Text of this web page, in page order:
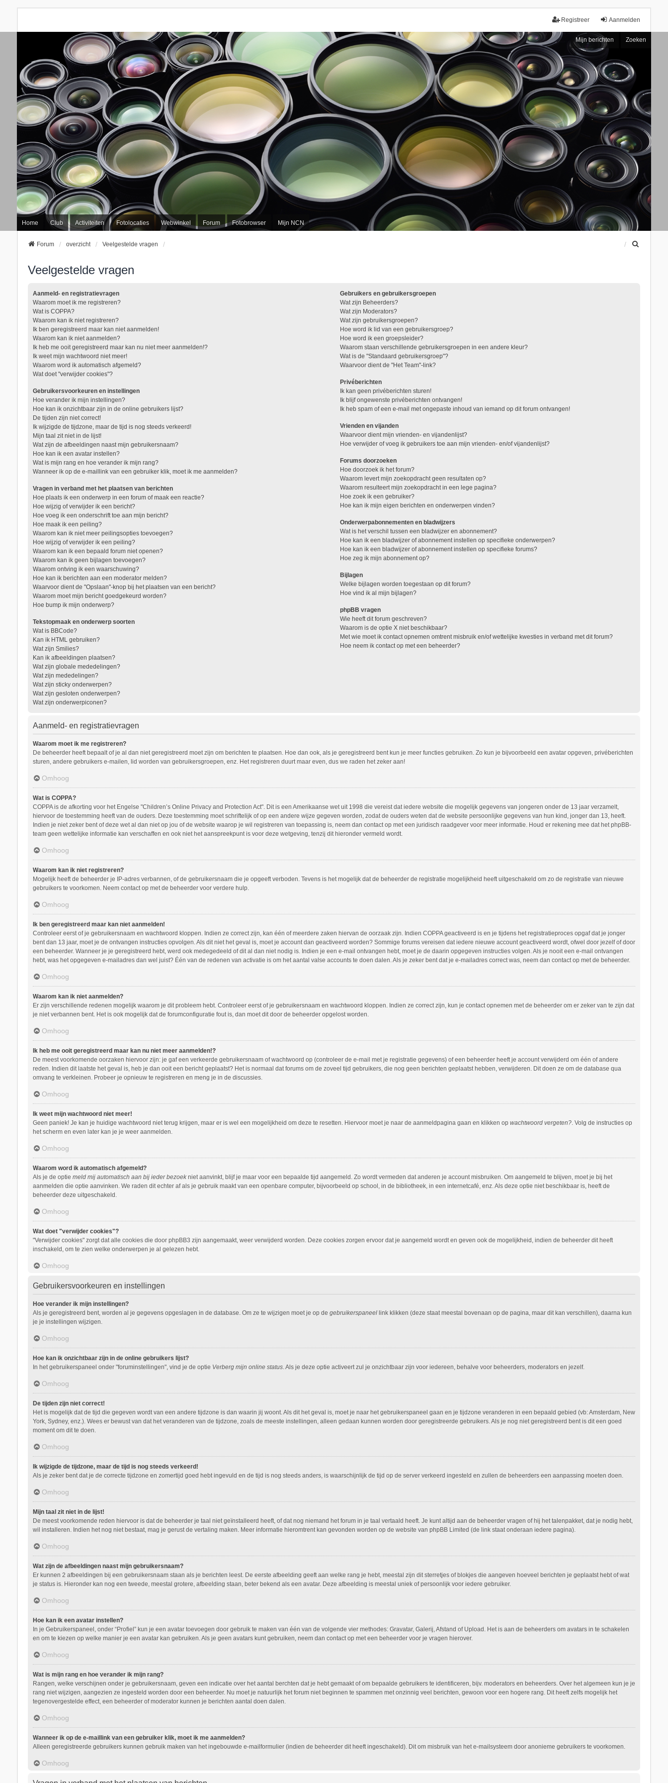
Aanmelden
Registreer
Mijn berichten Zoeken
Home Club Activiteiten Fotolocaties Webwinkel Forum Fotobrowser Mijn NCN
Forum overzicht Veelgestelde vragen
Veelgestelde vragen
Aanmeld- en registratievragen
Waarom moet ik me registreren?
Wat is COPPA?
Waarom kan ik niet registreren?
Ik ben geregistreerd maar kan niet aanmelden!
Waarom kan ik niet aanmelden?
Ik heb me ooit geregistreerd maar kan nu niet meer aanmelden!?
Ik weet mijn wachtwoord niet meer!
Waarom word ik automatisch afgemeld?
Wat doet "verwijder cookies"?
Gebruikersvoorkeuren en instellingen
Hoe verander ik mijn instellingen?
Hoe kan ik onzichtbaar zijn in de online gebruikers lijst?
De tijden zijn niet correct!
Ik wijzigde de tijdzone, maar de tijd is nog steeds verkeerd!
Mijn taal zit niet in de lijst!
Wat zijn de afbeeldingen naast mijn gebruikersnaam?
Hoe kan ik een avatar instellen?
Wat is mijn rang en hoe verander ik mijn rang?
Wanneer ik op de e-maillink van een gebruiker klik, moet ik me aanmelden?
Vragen in verband met het plaatsen van berichten
Hoe plaats ik een onderwerp in een forum of maak een reactie?
Hoe wijzig of verwijder ik een bericht?
Hoe voeg ik een onderschrift toe aan mijn bericht?
Hoe maak ik een peiling?
Waarom kan ik niet meer peilingsopties toevoegen?
Hoe wijzig of verwijder ik een peiling?
Waarom kan ik een bepaald forum niet openen?
Waarom kan ik geen bijlagen toevoegen?
Waarom ontving ik een waarschuwing?
Hoe kan ik berichten aan een moderator melden?
Waarvoor dient de "Opslaan"-knop bij het plaatsen van een bericht?
Waarom moet mijn bericht goedgekeurd worden?
Hoe bump ik mijn onderwerp?
Tekstopmaak en onderwerp soorten
Wat is BBCode?
Kan ik HTML gebruiken?
Wat zijn Smilies?
Kan ik afbeeldingen plaatsen?
Wat zijn globale mededelingen?
Wat zijn mededelingen?
Wat zijn sticky onderwerpen?
Wat zijn gesloten onderwerpen?
Wat zijn onderwerpiconen?
Gebruikers en gebruikersgroepen
Wat zijn Beheerders?
Wat zijn Moderators?
Wat zijn gebruikersgroepen?
Hoe word ik lid van een gebruikersgroep?
Hoe word ik een groepsleider?
Waarom staan verschillende gebruikersgroepen in een andere kleur?
Wat is de "Standaard gebruikersgroep"?
Waarvoor dient de "Het Team"-link?
Privéberichten
Ik kan geen privéberichten sturen!
Ik blijf ongewenste privéberichten ontvangen!
Ik heb spam of een e-mail met ongepaste inhoud van iemand op dit forum ontvangen!
Vrienden en vijanden
Waarvoor dient mijn vrienden- en vijandenlijst?
Hoe verwijder of voeg ik gebruikers toe aan mijn vrienden- en/of vijandenlijst?
Forums doorzoeken
Hoe doorzoek ik het forum?
Waarom levert mijn zoekopdracht geen resultaten op?
Waarom resulteert mijn zoekopdracht in een lege pagina?
Hoe zoek ik een gebruiker?
Hoe kan ik mijn eigen berichten en onderwerpen vinden?
Onderwerpabonnementen en bladwijzers
Wat is het verschil tussen een bladwijzer en abonnement?
Hoe kan ik een bladwijzer of abonnement instellen op specifieke onderwerpen?
Hoe kan ik een bladwijzer of abonnement instellen op specifieke forums?
Hoe zeg ik mijn abonnement op?
Bijlagen
Welke bijlagen worden toegestaan op dit forum?
Hoe vind ik al mijn bijlagen?
phpBB vragen
Wie heeft dit forum geschreven?
Waarom is de optie X niet beschikbaar?
Met wie moet ik contact opnemen omtrent misbruik en/of wettelijke kwesties in verband met dit forum?
Hoe neem ik contact op met een beheerder?
Aanmeld- en registratievragen
Waarom moet ik me registreren?
De beheerder heeft bepaalt of je al dan niet geregistreerd moet zijn om berichten te plaatsen. Hoe dan ook, als je geregistreerd bent kun je meer functies gebruiken. Zo kun je bijvoorbeeld een avatar opgeven, privéberichten
sturen, andere gebruikers e-mailen, lid worden van gebruikersgroepen, enz. Het registreren duurt maar even, dus we raden het zeker aan!
Omhoog
Wat is COPPA?
COPPA is de afkorting voor het Engelse "Children’s Online Privacy and Protection Act". Dit is een Amerikaanse wet uit 1998 die vereist dat iedere website die mogelijk gegevens van jongeren onder de 13 jaar verzamelt,
hiervoor de toestemming heeft van de ouders. Deze toestemming moet schriftelijk of op een andere wijze gegeven worden, zodat de ouders weten dat de website persoonlijke gegevens van hun kind, jonger dan 13, heeft.
Indien je niet zeker bent of deze wet al dan niet op jou of de website waarop je wil registreren van toepassing is, neem dan contact op met een juridisch raadgever voor meer informatie. Houd er rekening mee dat het phpBB-
team geen wettelijke informatie kan verschaffen en ook niet het aanspreekpunt is voor deze wetgeving, tenzij dit hieronder vermeld wordt.
Omhoog
Waarom kan ik niet registreren?
Mogelijk heeft de beheerder je IP-adres verbannen, of de gebruikersnaam die je opgeeft verboden. Tevens is het mogelijk dat de beheerder de registratie mogelijkheid heeft uitgeschakeld om zo de registratie van nieuwe
gebruikers te voorkomen. Neem contact op met de beheerder voor verdere hulp.
Omhoog
Ik ben geregistreerd maar kan niet aanmelden!
Controleer eerst of je gebruikersnaam en wachtwoord kloppen. Indien ze correct zijn, kan één of meerdere zaken hiervan de oorzaak zijn. Indien COPPA geactiveerd is en je tijdens het registratieproces opgaf dat je jonger
bent dan 13 jaar, moet je de ontvangen instructies opvolgen. Als dit niet het geval is, moet je account dan geactiveerd worden? Sommige forums vereisen dat iedere nieuwe account geactiveerd wordt, ofwel door jezelf of door
een beheerder. Wanneer je je geregistreerd hebt, werd ook medegedeeld of dit al dan niet nodig is. Indien je een e-mail ontvangen hebt, moet je de daarin opgegeven instructies volgen. Als je nooit een e-mail ontvangen
hebt, was het opgegeven e-mailadres dan wel juist? Één van de redenen van activatie is om het aantal valse accounts te doen dalen. Als je zeker bent dat je e-mailadres correct was, neem dan contact op met de beheerder.
Omhoog
Waarom kan ik niet aanmelden?
Er zijn verschillende redenen mogelijk waarom je dit probleem hebt. Controleer eerst of je gebruikersnaam en wachtwoord kloppen. Indien ze correct zijn, kun je contact opnemen met de beheerder om er zeker van te zijn dat
je niet verbannen bent. Het is ook mogelijk dat de forumconfiguratie fout is, dan moet dit door de beheerder opgelost worden.
Omhoog
Ik heb me ooit geregistreerd maar kan nu niet meer aanmelden!?
De meest voorkomende oorzaken hiervoor zijn: je gaf een verkeerde gebruikersnaam of wachtwoord op (controleer de e-mail met je registratie gegevens) of een beheerder heeft je account verwijderd om één of andere
reden. Indien dit laatste het geval is, heb je dan ooit een bericht geplaatst? Het is normaal dat forums om de zoveel tijd gebruikers, die nog geen berichten geplaatst hebben, verwijderen. Dit doen ze om de database qua
omvang te verkleinen. Probeer je opnieuw te registreren en meng je in de discussies.
Omhoog
Ik weet mijn wachtwoord niet meer!
Geen paniek! Je kan je huidige wachtwoord niet terug krijgen, maar er is wel een mogelijkheid om deze te resetten. Hiervoor moet je naar de aanmeldpagina gaan en klikken op wachtwoord vergeten?. Volg de instructies op
het scherm en even later kan je je weer aanmelden.
Omhoog
Waarom word ik automatisch afgemeld?
Als je de optie meld mij automatisch aan bij ieder bezoekniet aanvinkt, blijf je maar voor een bepaalde tijd aangemeld. Zo wordt vermeden dat anderen je account misbruiken. Om aangemeld te blijven, moet je bij het
aanmelden die optie aanvinken. We raden dit echter af als je gebruik maakt van een openbare computer, bijvoorbeeld op school, in de bibliotheek, in een internetcafé, enz. Als deze optie niet beschikbaar is, heeft de
beheerder deze uitgeschakeld.
Omhoog
Wat doet "verwijder cookies"?
"Verwijder cookies" zorgt dat alle cookies die door phpBB3 zijn aangemaakt, weer verwijderd worden. Deze cookies zorgen ervoor dat je aangemeld wordt en geven ook de mogelijkheid, indien de beheerder dit heeft
inschakeld, om te zien welke onderwerpen je al gelezen hebt.
Omhoog
Gebruikersvoorkeuren en instellingen
Hoe verander ik mijn instellingen?
Als je geregistreerd bent, worden al je gegevens opgeslagen in de database. Om ze te wijzigen moet je op de gebruikerspaneellink klikken (deze staat meestal bovenaan op de pagina, maar dit kan verschillen), daarna kun
je je instellingen wijzigen.
Omhoog
Hoe kan ik onzichtbaar zijn in de online gebruikers lijst?
In het gebruikerspaneel onder "foruminstellingen", vind je de optie Verberg mijn online status. Als je deze optie activeert zul je onzichtbaar zijn voor iedereen, behalve voor beheerders, moderators en jezelf.
Omhoog
De tijden zijn niet correct!
Het is mogelijk dat de tijd die gegeven wordt van een andere tijdzone is dan waarin jij woont. Als dit het geval is, moet je naar het gebruikerspaneel gaan en je tijdzone veranderen in een bepaald gebied (vb: Amsterdam, New
York, Sydney, enz.). Wees er bewust van dat het veranderen van de tijdzone, zoals de meeste instellingen, alleen gedaan kunnen worden door geregistreerde gebruikers. Als je nog niet geregistreerd bent is dit een goed
moment om dit te doen.
Omhoog
Ik wijzigde de tijdzone, maar de tijd is nog steeds verkeerd!
Als je zeker bent dat je de correcte tijdzone en zomertijd goed hebt ingevuld en de tijd is nog steeds anders, is waarschijnlijk de tijd op de server verkeerd ingesteld en zullen de beheerders een aanpassing moeten doen.
Omhoog
Mijn taal zit niet in de lijst!
De meest voorkomende reden hiervoor is dat de beheerder je taal niet geïnstalleerd heeft, of dat nog niemand het forum in je taal vertaald heeft. Je kunt altijd aan de beheerder vragen of hij het talenpakket, dat je nodig hebt,
wil installeren. Indien het nog niet bestaat, mag je gerust de vertaling maken. Meer informatie hieromtrent kan gevonden worden op de website van phpBB Limited (de link staat onderaan iedere pagina).
Omhoog
Wat zijn de afbeeldingen naast mijn gebruikersnaam?
Er kunnen 2 afbeeldingen bij een gebruikersnaam staan als je berichten leest. De eerste afbeelding geeft aan welke rang je hebt, meestal zijn dit sterretjes of blokjes die aangeven hoeveel berichten je geplaatst hebt of wat
je status is. Hieronder kan nog een tweede, meestal grotere, afbeelding staan, beter bekend als een avatar. Deze afbeelding is meestal uniek of persoonlijk voor iedere gebruiker.
Omhoog
Hoe kan ik een avatar instellen?
In je Gebruikerspaneel, onder “Profiel” kun je een avatar toevoegen door gebruik te maken van één van de volgende vier methodes: Gravatar, Galerij, Afstand of Upload. Het is aan de beheerders om avatars in te schakelen
en om te kiezen op welke manier je een avatar kan gebruiken. Als je geen avatars kunt gebruiken, neem dan contact op met een beheerder voor je vragen hierover.
Omhoog
Wat is mijn rang en hoe verander ik mijn rang?
Rangen, welke verschijnen onder je gebruikersnaam, geven een indicatie over het aantal berchten dat je hebt gemaakt of om bepaalde gebruikers te identificeren, bijv. moderators en beheerders. Over het algemeen kun je je
rang niet wijzigen, aangezien ze ingesteld worden door een beheerder. Nu moet je natuurlijk het forum niet beginnen te spammen met onzinnig veel berichten, gewoon voor een hogere rang. Dit heeft zelfs mogelijk het
tegenovergestelde effect, een beheerder of moderator kunnen je berichten aantal doen dalen.
Omhoog
Wanneer ik op de e-maillink van een gebruiker klik, moet ik me aanmelden?
Alleen geregistreerde gebruikers kunnen gebruik maken van het ingebouwde e-mailformulier (indien de beheerder dit heeft ingeschakeld). Dit om misbruik van het e-mailsysteem door anonieme gebruikers te voorkomen.
Omhoog